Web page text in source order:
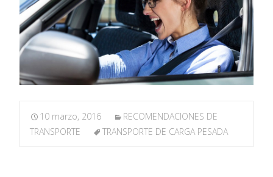
10 marzo, 2016
RECOMENDACIONES DE
TRANSPORTE
TRANSPORTE DE CARGA PESADA